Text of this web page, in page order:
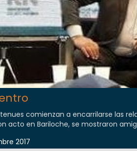
comienzan a encarrilarse las
acto en Bariloche, se mostraron
2017